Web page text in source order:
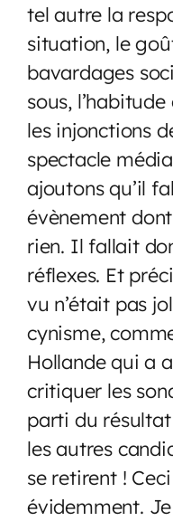
tel autre la
situation, le
bavardages
sous,
les injonctions
spectacle
ajoutons qu’il
évènement
rien. Il fallait
réflexes. Et
vu n’était pas
cynisme,
Hollande qui a
critiquer les
parti du
les autres
se retirent !
évidemment.